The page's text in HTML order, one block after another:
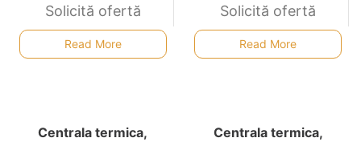
Solicită ofertă
Read More
Solicită ofertă
Read More
Centrala termica,
Centrala termica,